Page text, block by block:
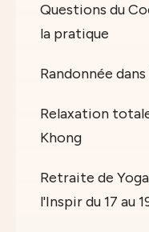
Questions du
la pratique
Randonnée
Relaxation
Khong
Retraite de
l'Inspir du 17 au